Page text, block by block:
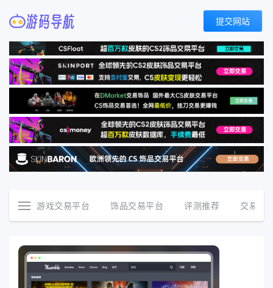
提交网站
游戏交易平台 饰品交易平台 评测推荐 交易资